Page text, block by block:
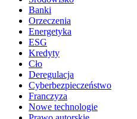
Banki
Orzeczenia
Energetyka
ESG
Kredyty
Cło
Deregulacja
Cyberbezpieczeństwo
Franczyza
Nowe technologie